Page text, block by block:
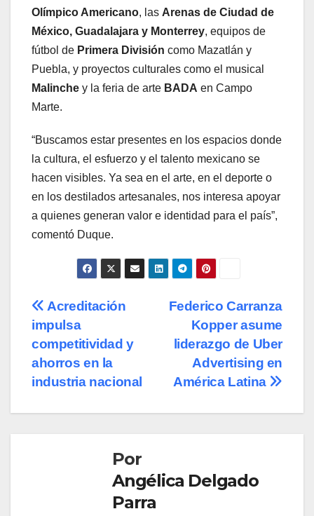
Olímpico Americano, las Arenas de Ciudad de
México, Guadalajara y Monterrey, equipos de
fútbol de Primera División como Mazatlán y
Puebla, y proyectos culturales como el musical
Malinche y la feria de arte BADA en Campo
Marte.
“Buscamos estar presentes en los espacios donde
la cultura, el esfuerzo y el talento mexicano se
hacen visibles. Ya sea en el arte, en el deporte o
en los destilados artesanales, nos interesa apoyar
a quienes generan valor e identidad para el país”,
comentó Duque.
Navegación
de
entradas
Federico Carranza
Kopper asume
liderazgo de Uber
Advertising en
América Latina
Acreditación
impulsa
competitividad y
ahorros en la
industria nacional
Por
Angélica Delgado
Parra